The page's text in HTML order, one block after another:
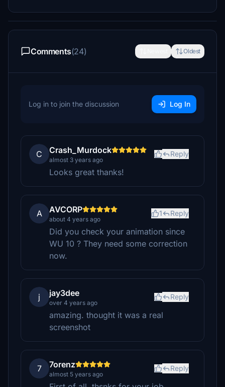
Comments(24) Oldest
Log in to join the discussion Log In
C Crash_Murdock
almost 3 years ago
Reply
Looks great thanks!
A AVCORP
about 4 years ago
1 Reply
Did you check your animation since
WU 10 ? They need some correction
now.
j jay3dee
over 4 years ago
Reply
amazing. thought it was a real
screenshot
7 7orenz
almost 5 years ago
Reply